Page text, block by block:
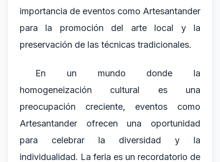
importancia de eventos como Artesantander
para la promoción del arte local y la
preservación de las técnicas tradicionales.
En un mundo donde la
homogeneización cultural es una
preocupación creciente, eventos como
Artesantander ofrecen una oportunidad
para celebrar la diversidad y la
individualidad. La feria es un recordatorio de